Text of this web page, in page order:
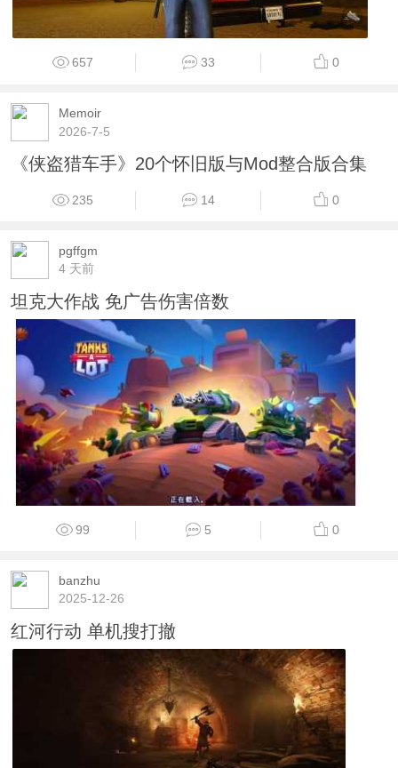
657 33 0
Memoir
2026-7-5
《侠盗猎车手》20个怀旧版与Mod整合版合集
235 14 0
pgffgm
4 天前
坦克大作战 免广告伤害倍数
99 5 0
banzhu
2025-12-26
红河行动 单机搜打撤